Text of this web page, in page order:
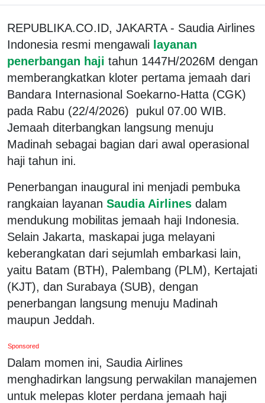
REPUBLIKA.CO.ID, JAKARTA - Saudia Airlines
Indonesia resmi mengawali layanan
penerbangan haji tahun 1447H/2026M dengan
memberangkatkan kloter pertama jemaah dari
Bandara Internasional Soekarno-Hatta (CGK)
pada Rabu (22/4/2026) pukul 07.00 WIB.
Jemaah diterbangkan langsung menuju
Madinah sebagai bagian dari awal operasional
haji tahun ini.
Penerbangan inaugural ini menjadi pembuka
rangkaian layanan Saudia Airlines dalam
mendukung mobilitas jemaah haji Indonesia.
Selain Jakarta, maskapai juga melayani
keberangkatan dari sejumlah embarkasi lain,
yaitu Batam (BTH), Palembang (PLM), Kertajati
(KJT), dan Surabaya (SUB), dengan
penerbangan langsung menuju Madinah
maupun Jeddah.
Sponsored
Dalam momen ini, Saudia Airlines
menghadirkan langsung perwakilan manajemen
untuk melepas kloter perdana jemaah haji